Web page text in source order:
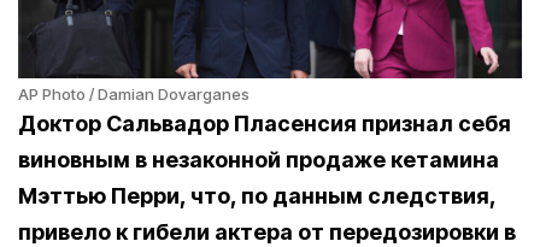
AP Photo / Damian Dovarganes
Доктор Сальвадор Пласенсия признал себя
виновным в незаконной продаже кетамина
Мэттью Перри, что, по данным следствия,
привело к гибели актера от передозировки в